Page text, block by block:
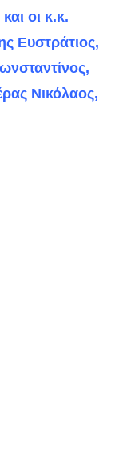
οι κ.κ.
Ευστράτιος,
Νικόλαος,